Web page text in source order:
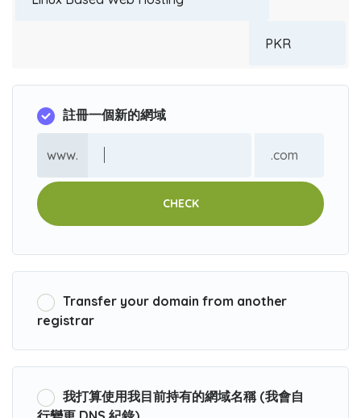
註冊一個新的網域
www.
CHECK
Transfer your domain from another
registrar
我打算使用我目前持有的網域名稱 (我會自